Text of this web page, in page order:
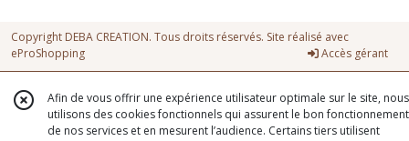
Copyright DEBA CREATION. Tous droits réservés. Site réalisé avec
eProShopping
Accès gérant
Afin de vous offrir une expérience utilisateur optimale sur le site, nous
utilisons des cookies fonctionnels qui assurent le bon fonctionnement
de nos services et en mesurent l’audience. Certains tiers utilisent